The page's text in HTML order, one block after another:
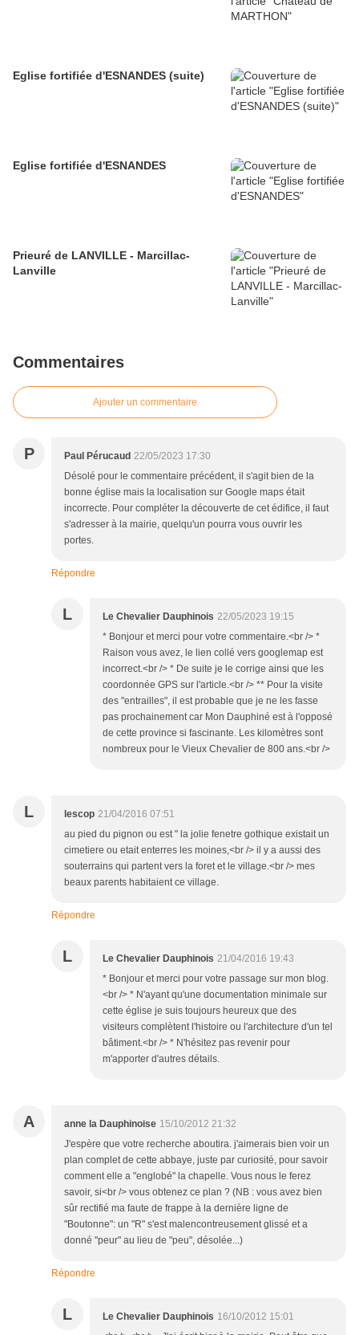
Eglise fortifiée d'ESNANDES (suite)
Eglise fortifiée d'ESNANDES
Prieuré de LANVILLE - Marcillac-
Lanville
Commentaires
Ajouter un commentaire
P Paul Pérucaud 22/05/2023 17:30
Désolé pour le commentaire précédent, il s'agit bien de la
bonne église mais la localisation sur Google maps était
incorrecte. Pour compléter la découverte de cet édifice, il faut
s'adresser à la mairie, quelqu'un pourra vous ouvrir les
portes.
Répondre
L Le Chevalier Dauphinois 22/05/2023 19:15
* Bonjour et merci pour votre commentaire.<br /> *
Raison vous avez, le lien collé vers googlemap est
incorrect.<br /> * De suite je le corrige ainsi que les
coordonnée GPS sur l'article.<br /> ** Pour la visite
des "entrailles", il est probable que je ne les fasse
pas prochainement car Mon Dauphiné est à l'opposé
de cette province si fascinante. Les kilomètres sont
nombreux pour le Vieux Chevalier de 800 ans.<br />
L lescop 21/04/2016 07:51
au pied du pignon ou est " la jolie fenetre gothique existait un
cimetiere ou etait enterres les moines,<br /> il y a aussi des
souterrains qui partent vers la foret et le village.<br /> mes
beaux parents habitaient ce village.
Répondre
L Le Chevalier Dauphinois 21/04/2016 19:43
* Bonjour et merci pour votre passage sur mon blog.
<br /> * N'ayant qu'une documentation minimale sur
cette église je suis toujours heureux que des
visiteurs complètent l'histoire ou l'architecture d'un tel
bâtiment.<br /> * N'hésitez pas revenir pour
m'apporter d'autres détails.
A anne la Dauphinoise 15/10/2012 21:32
J'espère que votre recherche aboutira. j'aimerais bien voir un
plan complet de cette abbaye, juste par curiosité, pour savoir
comment elle a "englobé" la chapelle. Vous nous le ferez
savoir, si<br /> vous obtenez ce plan ? (NB : vous avez bien
sûr rectifié ma faute de frappe à la dernière ligne de
"Boutonne": un "R" s'est malencontreusement glissé et a
donné "peur" au lieu de "peu", désolée...)
Répondre
L Le Chevalier Dauphinois 16/10/2012 15:01